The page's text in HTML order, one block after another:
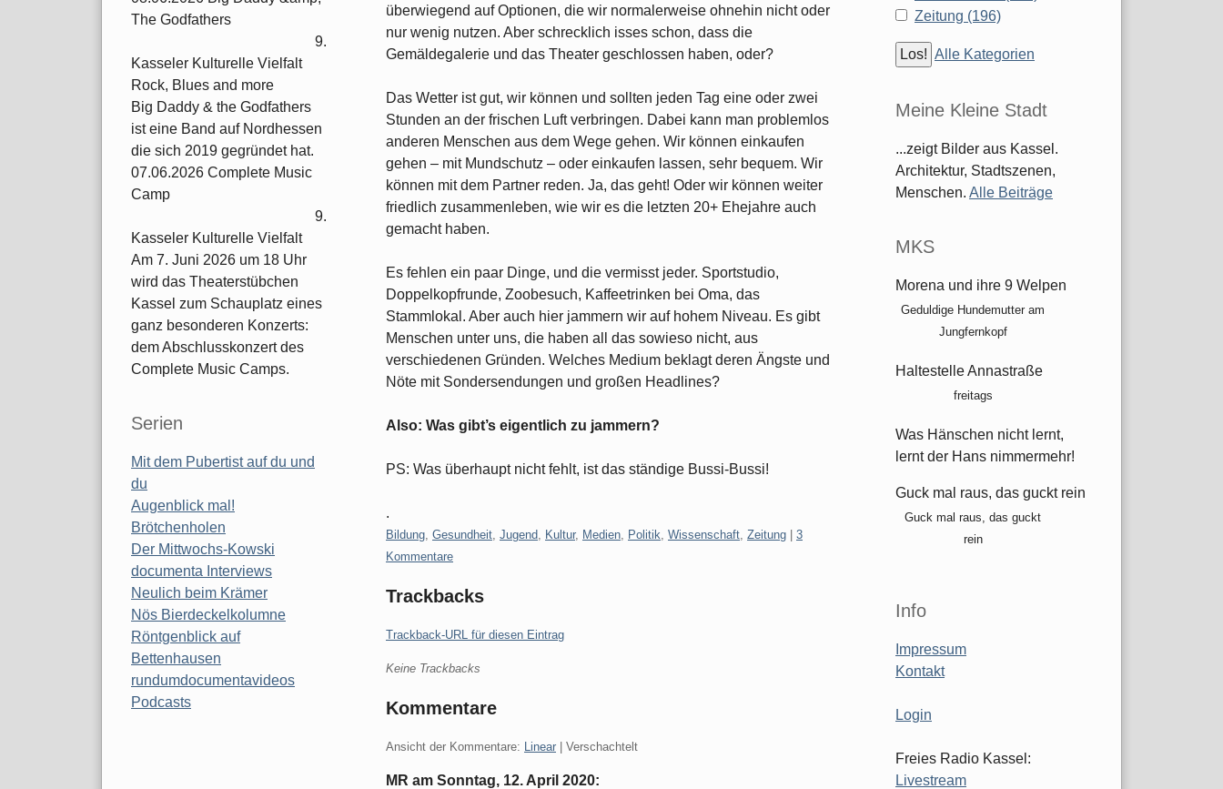
überwiegend auf Optionen, die wir normalerweise ohnehin nicht oder
nur wenig nutzen. Aber schrecklich isses schon, dass die
Gemäldegalerie und das Theater geschlossen haben, oder?
Das Wetter ist gut, wir können und sollten jeden Tag eine oder zwei
Stunden an der frischen Luft verbringen. Dabei kann man problemlos
anderen Menschen aus dem Wege gehen. Wir können einkaufen
gehen – mit Mundschutz – oder einkaufen lassen, sehr bequem. Wir
können mit dem Partner reden. Ja, das geht! Oder wir können weiter
friedlich zusammenleben, wie wir es die letzten 20+ Ehejahre auch
gemacht haben.
Es fehlen ein paar Dinge, und die vermisst jeder. Sportstudio,
Doppelkopfrunde, Zoobesuch, Kaffeetrinken bei Oma, das
Stammlokal. Aber auch hier jammern wir auf hohem Niveau. Es gibt
Menschen unter uns, die haben all das sowieso nicht, aus
verschiedenen Gründen. Welches Medium beklagt deren Ängste und
Nöte mit Sondersendungen und großen Headlines?
Also: Was gibt’s eigentlich zu jammern?
PS: Was überhaupt nicht fehlt, ist das ständige Bussi-Bussi!
.
Kategorien:
Bildung, Gesundheit, Jugend, Kultur, Medien, Politik, Wissenschaft, Zeitung
3
Kommentare
Trackbacks
Trackback-URL für diesen Eintrag
Keine Trackbacks
Kommentare
Ansicht der Kommentare: Linear | Verschachtelt
MR am Sonntag, 12. April 2020:
The Godfathers
9.
Kasseler Kulturelle Vielfalt
Rock, Blues and more
Big Daddy & the Godfathers
ist eine Band auf Nordhessen
die sich 2019 gegründet hat.
07.06.2026 Complete Music
Camp
9.
Kasseler Kulturelle Vielfalt
Am 7. Juni 2026 um 18 Uhr
wird das Theaterstübchen
Kassel zum Schauplatz eines
ganz besonderen Konzerts:
dem Abschlusskonzert des
Complete Music Camps.
Serien
Mit dem Pubertist auf du und
du
Augenblick mal!
Brötchenholen
Der Mittwochs-Kowski
documenta Interviews
Neulich beim Krämer
Nös Bierdeckelkolumne
Röntgenblick auf
Bettenhausen
rundumdocumentavideos
Podcasts
Zeitung (196)
Alle Kategorien
Meine Kleine Stadt
...zeigt Bilder aus Kassel.
Architektur, Stadtszenen,
Menschen. Alle Beiträge
MKS
Morena und ihre 9 Welpen
Geduldige Hundemutter am
Jungfernkopf
Haltestelle Annastraße
freitags
Was Hänschen nicht lernt,
lernt der Hans nimmermehr!
Guck mal raus, das guckt rein
Guck mal raus, das guckt
rein
Info
Impressum
Kontakt
Login
Freies Radio Kassel:
Livestream